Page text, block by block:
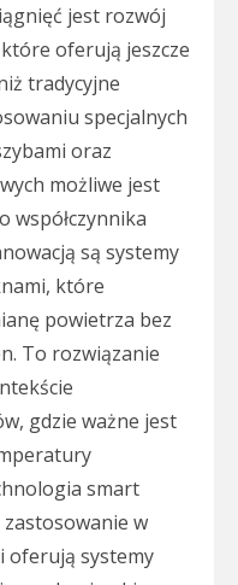
jest rozwój
oferują jeszcze
tradycyjne
specjalnych
oraz
możliwe jest
współczynnika
są systemy
które
powietrza bez
To rozwiązanie
gdzie ważne jest
smart
zastosowanie w
oferują systemy